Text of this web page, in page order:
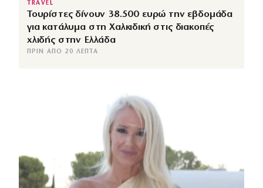
TRAVEL
Τουρίστες δίνουν 38.500 ευρώ την εβδομάδα
για κατάλυμα στη Χαλκιδική στις διακοπές
χλιδής στην Ελλάδα
ΠΡΙΝ ΑΠΌ 20 ΛΕΠΤΆ